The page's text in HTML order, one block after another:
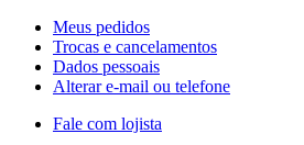
Meus pedidos
Trocas e cancelamentos
Dados pessoais
Alterar e-mail ou telefone
Fale com lojista